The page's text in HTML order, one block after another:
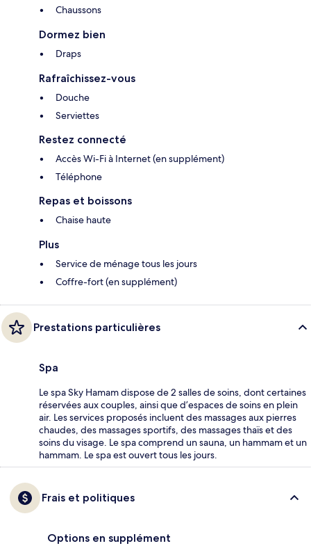
Chaussons
Dormez bien
Draps
Rafraîchissez-vous
Douche
Serviettes
Restez connecté
Accès Wi-Fi à Internet (en supplément)
Téléphone
Repas et boissons
Chaise haute
Plus
Service de ménage tous les jours
Coffre-fort (en supplément)
Prestations particulières
Spa
Le spa Sky Hamam dispose de 2 salles de soins, dont certaines
réservées aux couples, ainsi que d’espaces de soins en plein
air. Les services proposés incluent des massages aux pierres
chaudes, des massages sportifs, des massages thaïs et des
soins du visage. Le spa comprend un sauna, un hammam et un
hammam. Le spa est ouvert tous les jours.
Frais et politiques
Options en supplément